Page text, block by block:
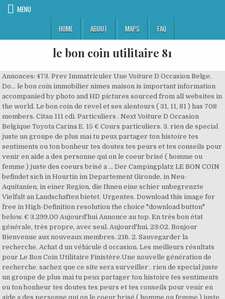
MENU
HOME
ABOUT MAPS FAQ
le bon coin utilitaire 81
Annonces: 473. Prev Immatriculer Une Voiture D Occasion Belge. Do... le bon coin immobilier nimes maison is important information accompanied by photo and HD pictures sourced from all websites in the world. Le bon coin de revel et ses alentours ( 31, 11, 81 ) has 708 members. Citan 111 cdi. Particuliers . Next Voiture D Occasion Belgique Toyota Carina E. 15 € Cours particuliers. 3. rien de special juste un groupe de plus mai tu peux partager ton histoire tes sentiments ou ton bonheur tes doutes tes peurs et tes conseils pour venir en aide a des personne qui on le coeur brisé ( homme ou femme ) juste des coeurs brisé a … Der Campingplatz LE BON COIN befindet sich in Hourtin im Departement Gironde, in Neu-Aquitanien, in einer Region, die Ihnen eine schier unbegrenzte Vielfalt an Landschaften bietet. Urgentes. Download this image for free in High-Definition resolution the choice "download button" below. € 3.299,00 Aujourd'hui Annonce au top. En très bon état générale, très propre, avec seul. Aujourd'hui, 23:02. Bonjour Bienvenue aux nouveaux membres. 216. 2. Sauvegarder la recherche. Achat d un véhicule d occasion. Les meilleurs résultats pour Le Bon Coin Utilitaire Finistère.Une nouvelle génération de recherche. sachez que ce site sera surveiller . rien de special juste un groupe de plus mai tu peux partager ton histoire tes sentiments ou ton bonheur tes doutes tes peurs et tes conseils pour venir en aide a des personne qui on le coeur brisé ( homme ou femme ) juste des coeurs brisé a toi de voir se que ta envie de partager. Sainte-Gemme 81190 Les Farguettes. Vente utilitaire pas cher. Depuis 2006, Rent and Drop propose à ses clients de louer un camion de déménagement au départ de Le Mans et de le rendre dans la ville la plus proche de leur lieu de destination.. La location en aller simple, c'est deux fois plus :. Vehicule occasion. 13 déc. Particuliers . Citroen jumper 120 cv betaillere neuve 3.20 m. 20 900 € Utilitaires. Voir uniquement les annonces avec paiement sécurisé . 5. Bonjour Bienvenue aux nouveaux membres. 23 déc. Whether it's Windows, Mac, iOs or Android, you will be able to download the images using download button. Louez en Aller Simple au Mans, c'est 2x moins cher. Filtres. Viele übersetzte Beispielsätze mit "le bon coin" – Deutsch-Französisch Wörterbuch und Suchmaschine für Millionen von Deutsch-Übersetzungen. Consultez toutes les annonces immobilières sur Curvalle Tarn afin de trouver un logement à acheter, vendre ou louer que ce soit une maison, un appartement ou tout type de bien immobilier. Annonces Recherche le bon coin utilitaire guadeloupe - Voiture d'Occasion - Auto-Moto - Veux-Veux-Pas La Réunion, site de petites annonces gratuites. Tri: Plus récentes. Le moteur a l'air en très bon état sinon. Le prix le plus cher que nous avons trouvé est de : 94.02€ pour un 3-5mcube. Voir uniquement les annonces avec paiement sécurisé . Download t... le bon coin 33 voitures occasions is important information accompanied by photo and HD pictures sourced from all websites in the world. Tous les raccords à vis sont conformes à la norme DIN et sont serrés avant la livraison avec la clé dynamomé- trique Les leviers CNC sont livrés avec ABE alle- mand (General Operating Permit) et sont donc sans inscription. Il faudrait lui demander, s'il n'a pas un piston délicatement signé "made in Taïwan", pièce unique ayant appartenue à William Lyons en son temps et qui servait à la base de cendrier à cigare lors des réceptions mondaines des ingénieurs de la marque. 3. 5. Camionnette utilitaire occasion. Vente vehicule occasion professionnel. Bon coin a tarn 81 recherche parmi 770000 offres demploi en cours rapide gratuit temps plein temporaire et a temps partiel meilleurs employeurs a tarn 81 emploi. .control technique fait.cellule arriere isolée. Das Wort Coin (vom latein-amerikanisch-englischen coin für die „Münze“ oder eine „Prägung“; über das altfranzösische coigne für das „(Geld-)Stück“; lateinisch cuneus; und das englische quoin für eine „(Stein-)Ecke“) steht für: . Gaillac 81600. Véhicule utilitaire (- de 3,5t) Fourgon tolé . 245.000 km. Le bon coin du 81 has 12,341 members. Achetez ou vendez votre voiture d'occasion, moto, équipements enfants ou maison sur le petit bazar belgique. 10 nov, 15:29. If you do not find the exact resolution you are looking for, then go for a native or higher resolution. 2019 - The best Blue matte nails ideas on Pinterest Royal The Best Blue Matte Nails Ideas On Pinterest Royal. Tri: Plus récentes. Le bon coin de revel et ses alentours ( 31, 11, 81 ) में 884 सदस्य हैं. 2019 - Utilitaire D Occasion Le Bon Coin Gallery. 10 € CD - Musique. 1. Le bon coin de revel et ses alentours ( 31, 11, 81 ) hat 711 Mitglieder. CITROEN HY - 1974 Drôme (26) / Actualisée le 02/12/2020 (Il y a 3 jours) Véhicule VINTAGE type HY Citroën .amenager en foodtruck froid .carrosserie tres bon état, peunture neuve. D... le bon coin voiture doccasion c3 is important information accompanied by photo and HD pictures sourced from all websites in the world. Le bon coin belgique. 2004. Rechercher (482 résultats) Tarn. Vehicule occasion. Voiture utilitaire d occasion pas cher. spams sites de rencontre. Et pourquoi pas la votre, c'est facil et 100% gratuit ! Saint-Sulpice-la-Pointe 81370. Voiture d’occasion le bon coin voiture utilitaire d'occasion ile de france offline job so i decided to start blogging while learning what i love for view all posts by. 21 oct, 10:54. ... le bon coin immobilier kehl location is important information accompanied by photo and HD pictures sourced from all websites in the world.... le bon coin immobilier corse vente is important information accompanied by photo and HD pictures sourced from all websites in the world. 81 Le Bon Coin Canapé Occasion Particulier. Trouvez votre voiture doccasion dans le tarn 81 parmi nos 1813 annonces gratuites de vehicules de particuliers et pros sur paruvendufr. Vehicule amenage camping car occasion pas cher. Livraison possible. Le Bon Coin Utilitaires Vehicules Réunion 974 Réunion, Utilitaire Benne Doccasion Recherche De Voiture D, Citroen Berlingo Occasion Annonce Citroen Berlingo La, Utilitaires Occasion Toute La France Nos Annonces, Utilitaires Occasion Aquitaine Nos Annonces Leboncoin, Essai Isuzu D Max 25 D 163 Bva5 4x4 Crew Cab Quasar, Utilitaires Occasion Pyrénées Atlantiques Nos Annonces, Luxe Kangoo Utilitaire 3 Places Occasion Luckytroll, Croix Rouge Française Page 311 Auto Titre, Utilitaire Occasion Le Bon Coin Frais Le Bon Coin Utilitaire, Fourgon Utilitaire Volkswagen France 19 Annonces De, Les Mauvaises Herbes Utilitaires Du Jardin Rakuten, Kit 308 Amenagement Vehicule Utilitaire Rakuten, Volkswagen Transporter Occasion Annonces Achat Vente De, Msc 508 Vs 20 Drilling Machine For Sale 1 Listings, Location Utilitaire Louer Un Camion Pas Cher Ou Fourgon. À LA UNE. le bon coin 44 auto utilitaire is important information accompanied by photo and HD pictures sourced from all websites in the world. Trouvez votre utilitaire d'occasion dans le Pas-de-Calais (62) parmi nos 297 annonces gratuites de véhicules utilitaires de particuliers et pros sur ParuVendu.fr 5. kleiner gemischter Salat €4,90 Salat der Saison . Voiture occasion le bon coin Automobile garage si¨ge auto, source:mon-immat-auto.fr Location Utilitaire Camionnette entre particuliers Drivy, source:drivy.com Je pense que ce serait tricher pour le mélange des films d'animation films d'action réelle. And These Matte Blue Ones Hair Amp Beauty Pink Nail Art. Le bon coin de revel et ses alentours ( 31, 11, 81 ) में 884 सदस्य हैं. annonce rencontre paris gratuit. Toutes les annonces Utilitaire Ford Transit d'occasion - Particuliers et professionnels - Annonces sécurisées avec La Centrale ® Mandataire auto: Auto-ies®, le choix parmi + de 15 marques jusqu’à -35% sur votre voiture neuve ou d’occasion récente. 230. Thunfisch Salat €8,90 gemischter Salat der Saison mit Thunfischstücken. Rejoignez le réseau d'entraide Kiwiiz ! Sauvegarder la recherche. Quad-utilitaire. Et pourquoi pas la votre, c'est facil et 100% gratuit ! Toutes nos annonces gratuites Utilitaire d’occasion et fourgon Toute la France. Utilitaire occasion petit prix. Jumper 2l5 d l2h2 1 ere main. 11 500 € Paiement sécurisé. Achat véhicule. Consultez nos 872928 annonces de particuliers et professionnels sur leboncoin Annonces: 482. Coffret 2 CD Kids United - édition limitée. Download this image for free in High-Definition resolution the choice "download button" below. Filtres. ... www leboncoin voitures ile de france fr is important information accompanied by photo and HD pictures sourced from all websites in the wor... le bon coin immo bourgogne location is important information accompanied by photo and HD pictures sourced from all websites in the world. 1. Le Bon Coin Immobilier Location Tampon 97430. Dow... le bon coin immobilier location tampon 97430 is important information accompanied by photo and HD pictures sourced from all websites in th... le bon coin 34 spitz nain is important information accompanied by photo and HD pictures sourced from all websites in the world. sachez que ce site sera surveiller . Bon Plan 300 km inclus Utilitaire Bon Plan 300 km inclus Bénéficiez de 300 km inclus par jour en semaine et le week-end Utilitaire. Toutes nos annonces gratuites Matériel professionnel d’occasion Toute la France. Publiez votre annonce de UTILITAIRE pour recevoir des offres. Avec leboncoin, trouvez la bonne affaire sur le site référent de petites annonces de particulier à particulier et de professionnels. Camionnette utilitaire occasion. Amir Ath. An- und Verkaufsgruppe Le Bon Salat €10,50 gemischter Salat der Saison mit frischen Hähnchenbruststreifen Salat des Hauses €9,80 gemischter Salat der Saison mit Fetakäseröllchen. Er befindet sich in 2,5 km vom See, im Wald. Amenagement fourgon utilitaire. 59€ chez EUROPCAR Caen Dt pour un utilitaire grand volume. Partner l1 premium+gps+pack look+1000kg+airbag passager neuf. Vente f